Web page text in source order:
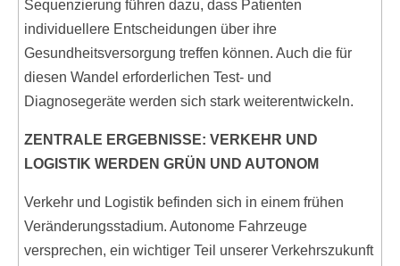
Sequenzierung führen dazu, dass Patienten
individuellere Entscheidungen über ihre
Gesundheitsversorgung treffen können. Auch die für
diesen Wandel erforderlichen Test- und
Diagnosegeräte werden sich stark weiterentwickeln.
ZENTRALE ERGEBNISSE: VERKEHR UND
LOGISTIK WERDEN GRÜN UND AUTONOM
Verkehr und Logistik befinden sich in einem frühen
Veränderungsstadium. Autonome Fahrzeuge
versprechen, ein wichtiger Teil unserer Verkehrszukunft